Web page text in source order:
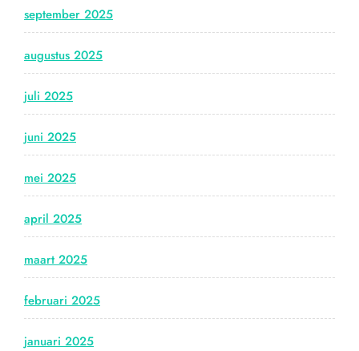
september 2025
augustus 2025
juli 2025
juni 2025
mei 2025
april 2025
maart 2025
februari 2025
januari 2025